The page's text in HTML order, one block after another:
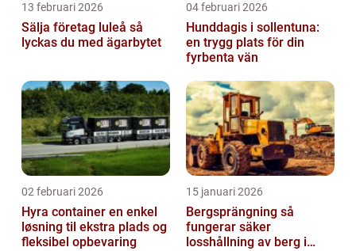
13 februari 2026
Sälja företag luleå så
lyckas du med ägarbytet
04 februari 2026
Hunddagis i sollentuna:
en trygg plats för din
fyrbenta vän
02 februari 2026
Hyra container en enkel
løsning til ekstra plads og
fleksibel opbevaring
15 januari 2026
Bergsprängning så
fungerar säker
losshållning av berg i